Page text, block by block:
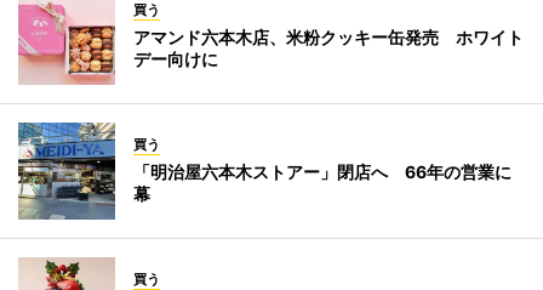
買う
アマンド六本木店、米粉クッキー缶発売 ホワイト
デー向けに
買う
「明治屋六本木ストアー」閉店へ 66年の営業に
幕
買う